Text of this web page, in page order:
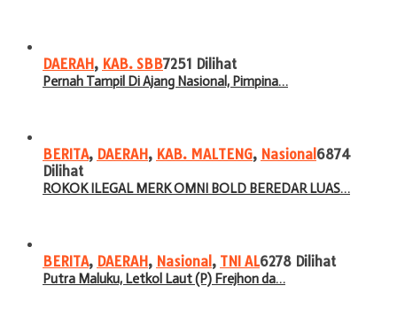
DAERAH, KAB. SBB7251 Dilihat
Pernah Tampil Di Ajang Nasional, Pimpina…
BERITA, DAERAH, KAB. MALTENG, Nasional 6874
Dilihat
ROKOK ILEGAL MERK OMNI BOLD BEREDAR LUAS…
BERITA, DAERAH, Nasional , TNI AL6278 Dilihat
Putra Maluku, Letkol Laut (P) Frejhon da…